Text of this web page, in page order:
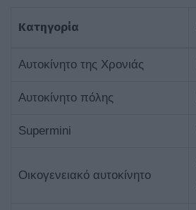
Κατηγορία
Αυτοκίνητο της Χρονιάς
Αυτοκίνητο πόλης
Supermini
Οικογενειακό αυτοκίνητο